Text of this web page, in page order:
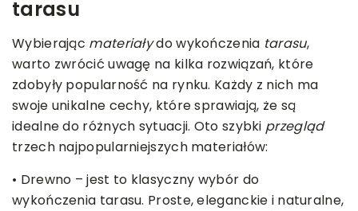
tarasu
Wybierając materiałydo wykończenia tarasu,
warto zwrócić uwagę na kilka rozwiązań, które
zdobyły popularność na rynku. Każdy z nich ma
swoje unikalne cechy, które sprawiają, że są
idealne do różnych sytuacji. Oto szybki przegląd
trzech najpopularniejszych materiałów:
• Drewno – jest to klasyczny wybór do
wykończenia tarasu. Proste, eleganckie i naturalne,